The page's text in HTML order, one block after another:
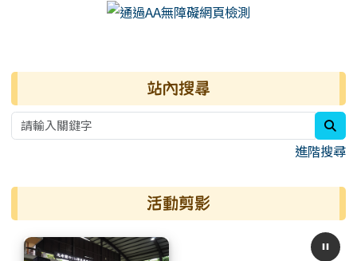
右邊區域內容 站內搜尋
進階搜尋
活動剪影